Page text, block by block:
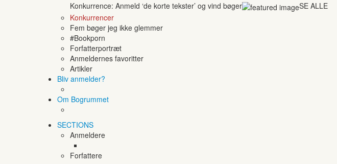
Konkurrence: Anmeld ‘de korte tekster’ og vind bøger
SE ALLE
Konkurrencer
Fem bøger jeg ikke glemmer
#Bookporn
Forfatterportræt
Anmeldernes favoritter
Artikler
Bliv anmelder?
Om Bogrummet
SECTIONS
Anmeldere
Forfattere